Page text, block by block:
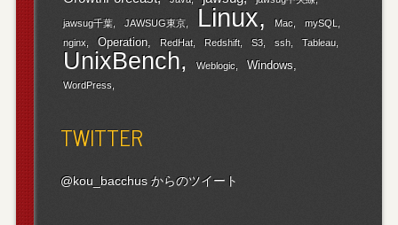
jawsug千葉 JAWSUG東京 Linux Mac
mySQL
nginx
Operation RedHat Redshift S3 ssh Tableau
UnixBench Weblogic Windows
WordPress
TWITTER
@kou_bacchus からのツイート